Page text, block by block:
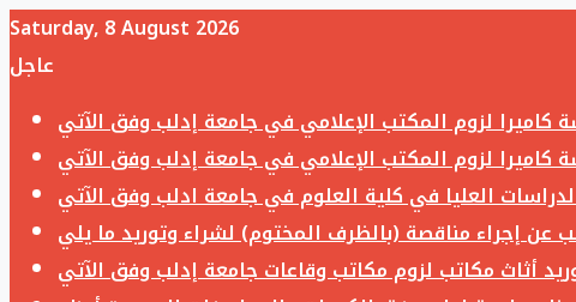
Saturday, 8 August 2026
عاجل